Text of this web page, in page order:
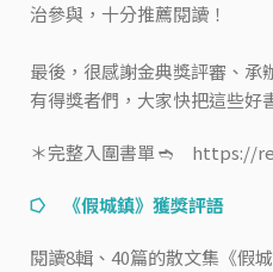
治參與，十分推薦閱讀！
最後，很感謝金典獎評審、承
有得獎者們，大家快把這些好
＊完整入圍書單 ➬ https://
⭔ 《假城鎮》獲獎評語
閱讀8輯、40篇的散文集《假